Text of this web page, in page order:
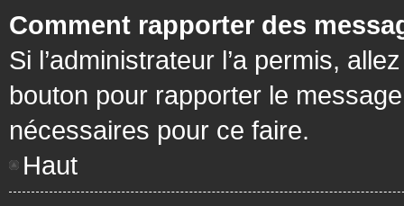
Comment rapporter des
Si l’administrateur l’a permis,
bouton pour rapporter le
nécessaires pour ce faire.
Haut